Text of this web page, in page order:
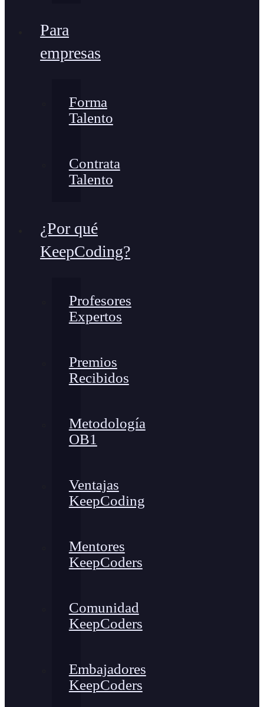
Para
empresas
Forma
Talento
Contrata
Talento
¿Por qué
KeepCoding?
Profesores
Expertos
Premios
Recibidos
Metodología
OB1
Ventajas
KeepCoding
Mentores
KeepCoders
Comunidad
KeepCoders
Embajadores
KeepCoders